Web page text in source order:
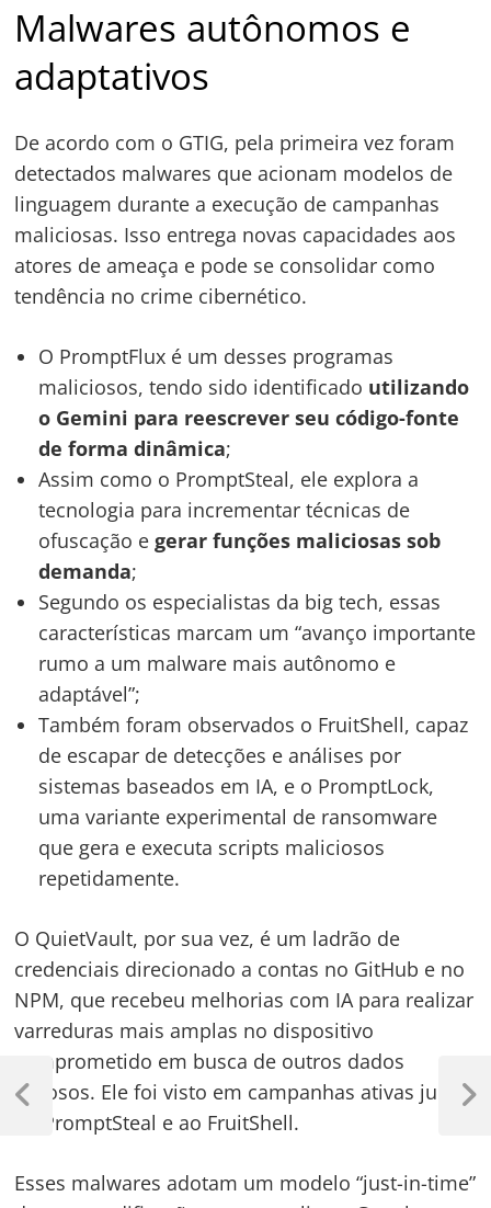
Malwares autônomos e
adaptativos
De acordo com o GTIG, pela primeira vez foram
detectados malwares que acionam modelos de
linguagem durante a execução de campanhas
maliciosas. Isso entrega novas capacidades aos
atores de ameaça e pode se consolidar como
tendência no crime cibernético.
O PromptFlux é um desses programas
maliciosos, tendo sido identificado utilizando
o Gemini para reescrever seu código-fonte
de forma dinâmica;
Assim como o PromptSteal, ele explora a
tecnologia para incrementar técnicas de
ofuscação egerar funções maliciosas sob
demanda;
Segundo os especialistas da big tech, essas
características marcam um “avanço importante
rumo a um malware mais autônomo e
adaptável”;
Também foram observados o FruitShell, capaz
de escapar de detecções e análises por
sistemas baseados em IA, e o PromptLock,
uma variante experimental de ransomware
que gera e executa scripts maliciosos
repetidamente.
O QuietVault, por sua vez, é um ladrão de
credenciais direcionado a contas no GitHub e no
NPM, que recebeu melhorias com IA para realizar
varreduras mais amplas no dispositivo
comprometido em busca de outros dados
valiosos. Ele foi visto em campanhas ativas junto
ao PromptSteal e ao FruitShell.
Esses malwares adotam um modelo “just-in-time”
Navegação
de
Previous
Next